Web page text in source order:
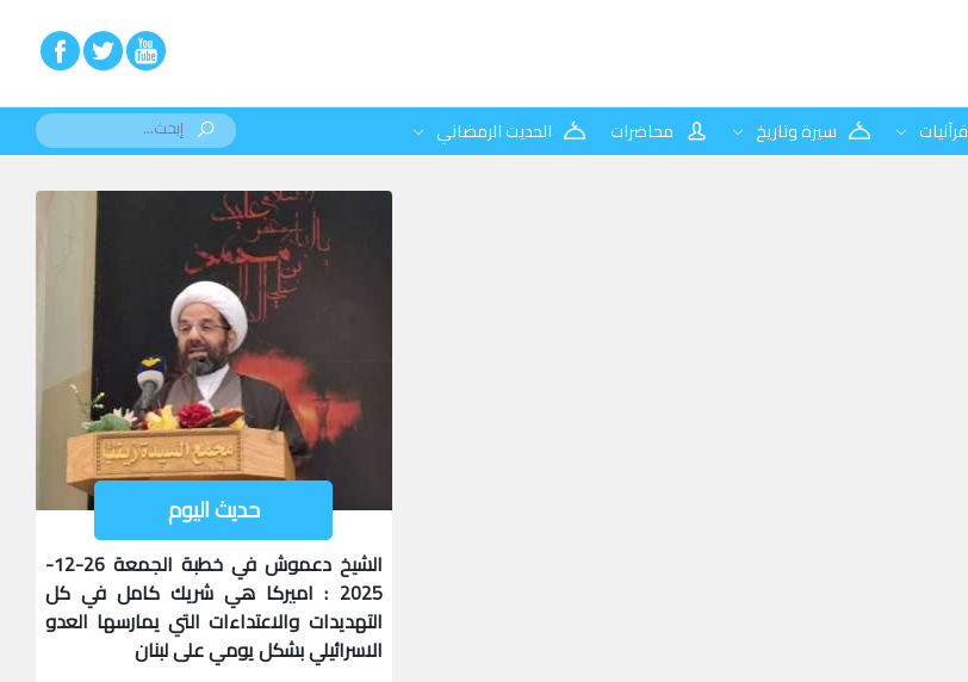
قرآنيات سيرة وتاريخ محاضرات الحديث الرمضاني
حديث اليوم
الشيخ دعموش في خطبة الجمعة 26-12-
2025 : اميركا هي شريك كامل في كل
التهديدات والاعتداءات التي يمارسها العدو
الاسرائيلي بشكل يومي على لبنان